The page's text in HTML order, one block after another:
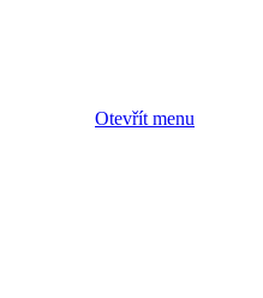
Otevřít menu